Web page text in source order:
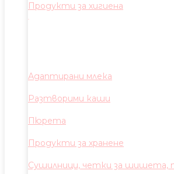
Продукти за хигиена
Адаптирани млека
Разтворими каши
Пюрета
Продукти за хранене
Сушилници, четки за шишета,